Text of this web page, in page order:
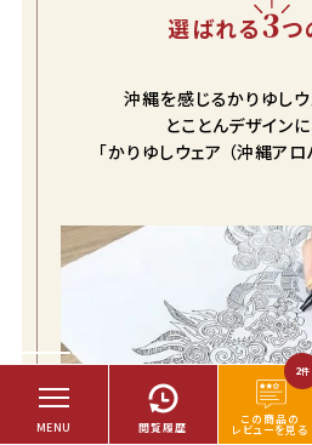
選ばれる3つ
沖縄を感じるかりゆしウ
とことんデザイン
「かりゆしウェア （沖縄アロ
2件